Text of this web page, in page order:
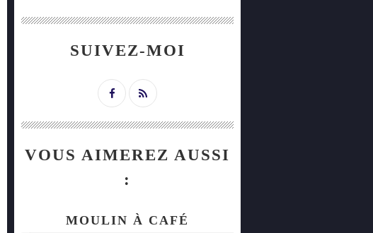
SUIVEZ-MOI
VOUS AIMEREZ AUSSI
:
MOULIN À CAFÉ